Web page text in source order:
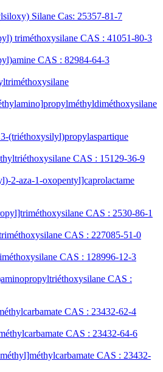
Silane Cas: 25357-81-7
triméthoxysilane CAS : 41051-80-3
CAS : 82984-64-3
(triéthoxysilyl)propylaspartique
CAS : 15129-36-9
2-aza-1-oxopentyl]caprolactame
CAS : 2530-86-1
CAS : 227085-51-0
CAS : 128996-12-3
CAS :
CAS : 23432-62-4
CAS : 23432-64-6
CAS : 23432-